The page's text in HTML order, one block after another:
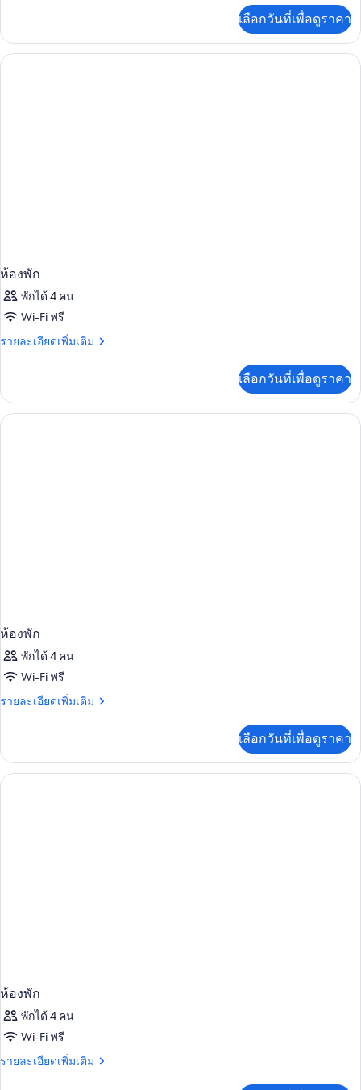
พิการ
สำหรับ
ผู้
ไซส์
2
พิการ
(Roll-
in
Shower)
เกี่ยว
กับ
ห้อง
พิการ
in
Shower)
เลือกวันที่เพื่อดูราคา
ห้องพัก
พักได้ 4 คน
Wi-Fi ฟรี
รายละเอียดเพิ่มเติม
ราย
เกี่ยว
กับ
ห้อง
เลือกวันที่เพื่อดูราคา
ห้องพัก
พักได้ 4 คน
Wi-Fi ฟรี
รายละเอียดเพิ่มเติม
ราย
เกี่ยว
กับ
ห้อง
เลือกวันที่เพื่อดูราคา
ห้องพัก
พักได้ 4 คน
Wi-Fi ฟรี
รายละเอียดเพิ่มเติม
ราย